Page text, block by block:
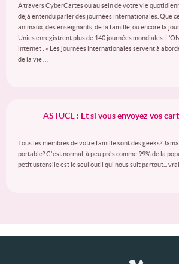
À travers CyberCartes ou au sein de votre vie
déjà entendu parler des journées internationales. Que
animaux, des enseignants, de la famille, ou encore la
Unies enregistrent plus de 140 journées mondiales.
internet : « Les journées internationales servent à
de la vie …
ASTUCE : Et si vous envoyez vos
Tous les membres de votre famille sont des geeks?
portable? C'est normal, à peu près comme 99% de la
petit ustensile est le seul outil qui nous suit partout...